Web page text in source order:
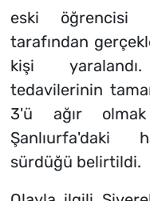
eski öğrencisi
tarafından
kişi
tedavilerinin
3'ü ağır
Şanlıurfa'daki
sürdüğü belirtildi.